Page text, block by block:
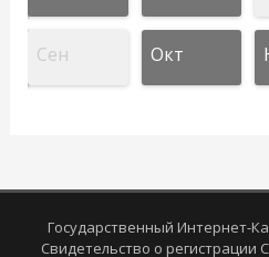
Сен Окт
Государственный Интернет-
Свидетельство о регистрации